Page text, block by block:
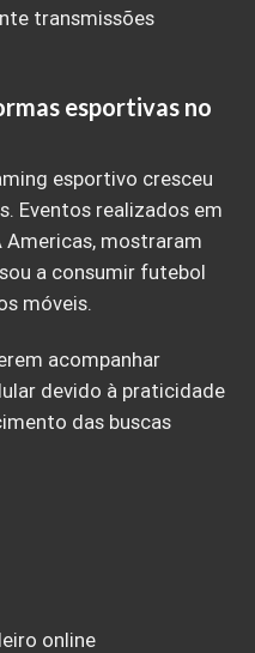
transmissões
esportivas no
esportivo cresceu
Eventos realizados em
Americas, mostraram
a consumir futebol
móveis.
acompanhar
devido à praticidade
das buscas
online